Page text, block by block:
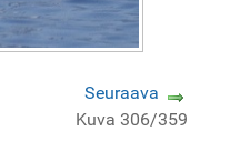
Seuraava
Kuva 306/359